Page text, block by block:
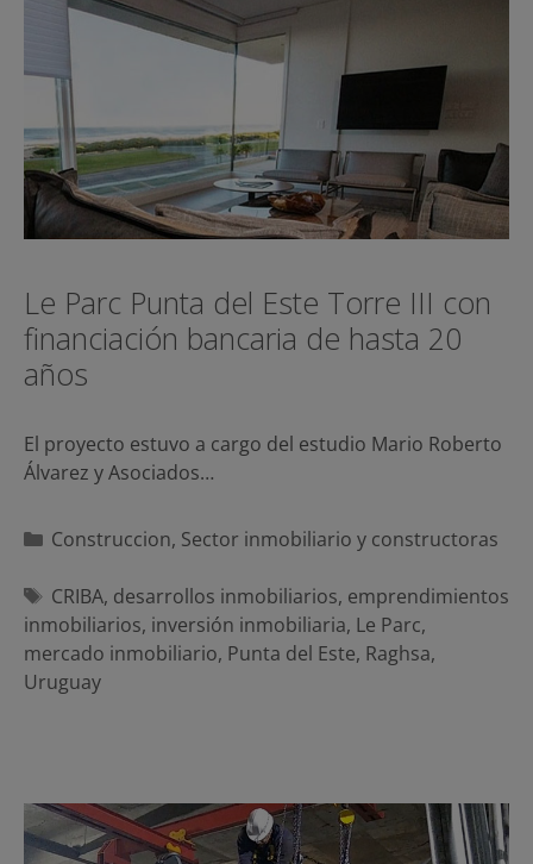
Le Parc Punta del Este Torre III con
financiación bancaria de hasta 20
años
El proyecto estuvo a cargo del estudio Mario Roberto
Álvarez y Asociados…
Categorías
Construccion, Sector inmobiliario y constructoras
Etiquetas
CRIBA, desarrollos inmobiliarios, emprendimientos
inmobiliarios, inversión inmobiliaria, Le Parc,
mercado inmobiliario, Punta del Este, Raghsa,
Uruguay